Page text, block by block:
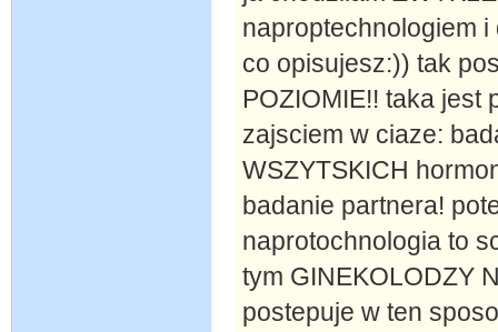
naproptechnologiem
co opisujesz:)) tak
POZIOMIE!! taka jest
zajsciem w ciaze:
WSZYTSKICH
badanie partnera!
naprotochnologia to
tym GINEKOLODZY
postepuje w ten